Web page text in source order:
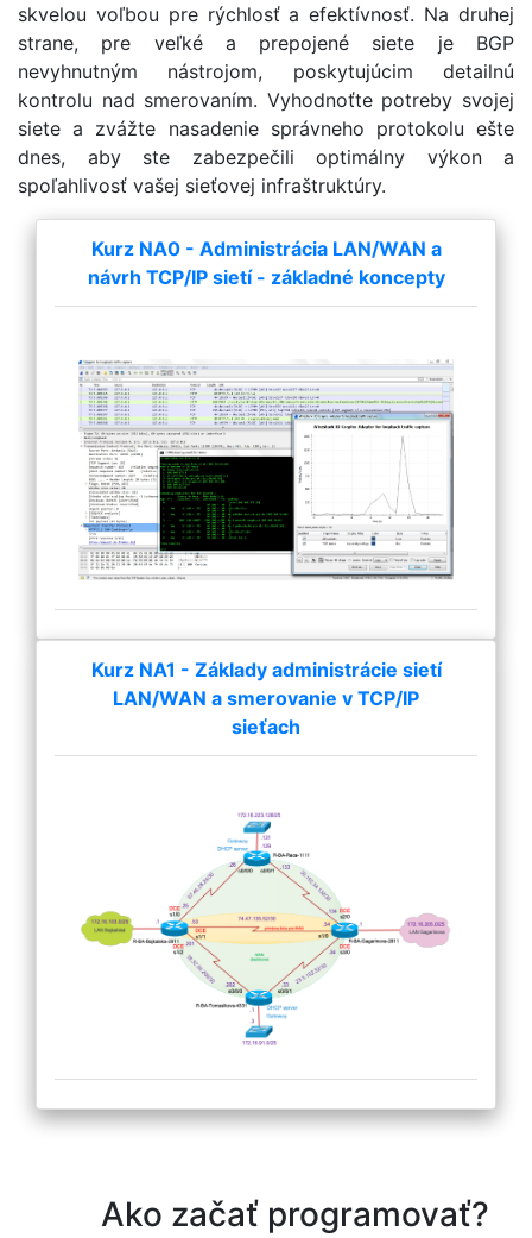
skvelou voľbou pre rýchlosť a efektívnosť. Na druhej
strane, pre veľké a prepojené siete je BGP
nevyhnutným nástrojom, poskytujúcim detailnú
kontrolu nad smerovaním. Vyhodnoťte potreby svojej
siete a zvážte nasadenie správneho protokolu ešte
dnes, aby ste zabezpečili optimálny výkon a
spoľahlivosť vašej sieťovej infraštruktúry.
Kurz NA0 - Administrácia LAN/WAN a
návrh TCP/IP sietí - základné koncepty
Kurz NA1 - Základy administrácie sietí
LAN/WAN a smerovanie v TCP/IP
sieťach
Ako začať programovať?